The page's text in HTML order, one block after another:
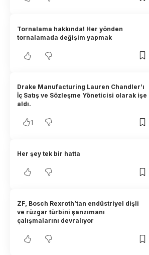
Tornalama hakkında! Her yönden
tornalamada değişim yapmak
Drake Manufacturing Lauren Chandler’ı
İç Satış ve Sözleşme Yöneticisi olarak işe
aldı.
1
Her şey tek bir hatta
ZF, Bosch Rexroth’tan endüstriyel dişli
ve rüzgar türbini şanzımanı
çalışmalarını devralıyor